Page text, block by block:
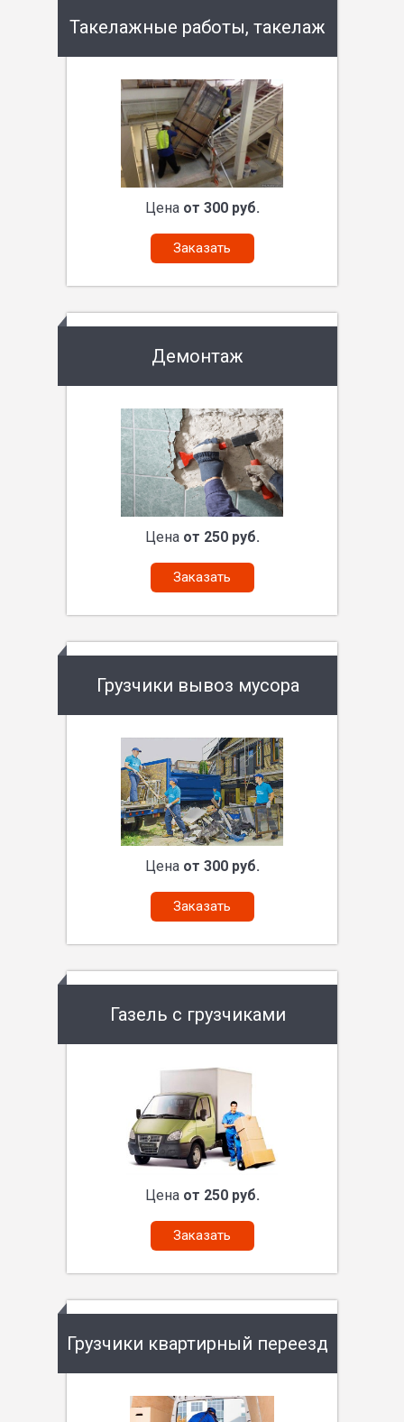
Такелажные работы, такелаж
Цена от 300 руб.
Заказать
Демонтаж
Цена от 250 руб.
Заказать
Грузчики вывоз мусора
Цена от 300 руб.
Заказать
Газель с грузчиками
Цена от 250 руб.
Заказать
Грузчики квартирный переезд